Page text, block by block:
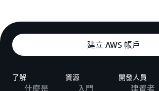
建立 AWS 帳戶
了解
什麼是
資源
入門
開發人員
建置者